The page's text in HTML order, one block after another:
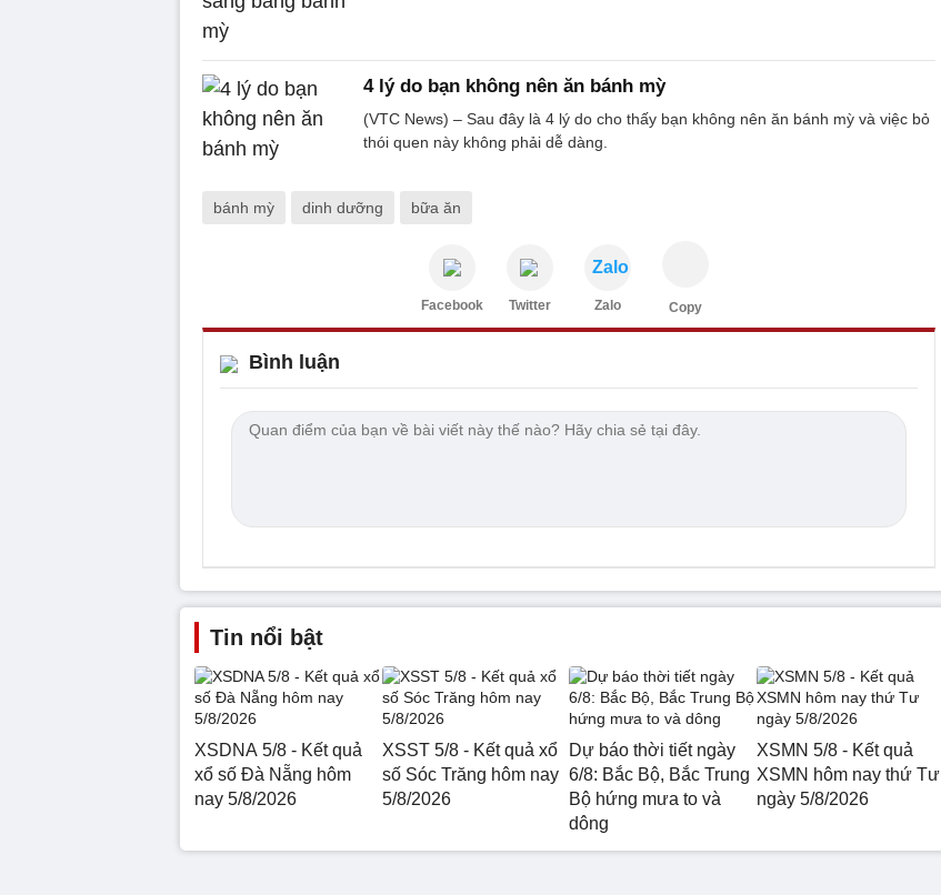
4 lý do bạn không nên ăn bánh mỳ
(VTC News) – Sau đây là 4 lý do cho thấy bạn không nên ăn bánh mỳ và việc bỏ
thói quen này không phải dễ dàng.
bánh mỳ dinh dưỡng bữa ăn
Facebook Twitter
Zalo
Zalo Copy
Bình luận
Tin nổi bật
XSDNA 5/8 - Kết quả
xổ số Đà Nẵng hôm
nay 5/8/2026
XSST 5/8 - Kết quả xổ
số Sóc Trăng hôm nay
5/8/2026
Dự báo thời tiết ngày
6/8: Bắc Bộ, Bắc Trung
Bộ hứng mưa to và
dông
XSMN 5/8 - Kết quả
XSMN hôm nay thứ Tư
ngày 5/8/2026